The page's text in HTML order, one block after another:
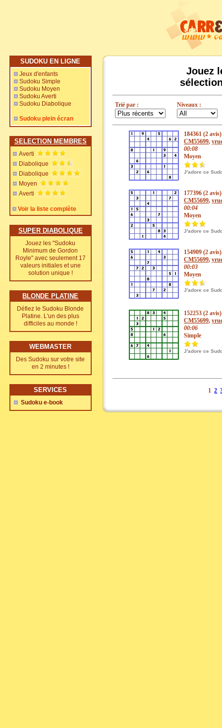
SUDOKU EN LIGNE
Jeux d'enfants
Sudoku Simple
Sudoku Moyen
Sudoku Averti
Sudoku Diabolique
Sudoku plein écran
SELECTION MEMBRES
Averti
Diabolique
Diabolique
Moyen
Averti
Voir la liste complète
SUPER DIABOLIQUE
Jouez les "Sudoku
Minimum de Gordon
Royle" avec seulement 17
valeurs initiales et une
solution unique !
BLONDE PLATINE
Défiez le Sudoku Blonde
Platine. L'un des plus
difficiles au monde !
WEBMASTER
Des Sudoku sur votre site
en 2 minutes !
SERVICES
Sudoku e-book
Jouez
Trié par : Niveaux :
184361 (2 avis)
CM55699,
00:08
Moyen
J'adore ce
177396 (2 avis)
CM55699,
00:04
Moyen
J'adore ce
154909 (2 avis)
CM55699,
00:03
Moyen
J'adore ce
152253 (2 avis)
CM55699,
00:06
Simple
J'adore ce
12